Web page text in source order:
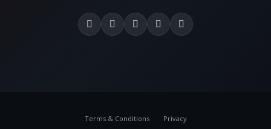
Terms & Conditions Privacy